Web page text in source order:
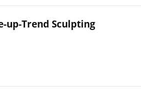
up-Trend Sculpting